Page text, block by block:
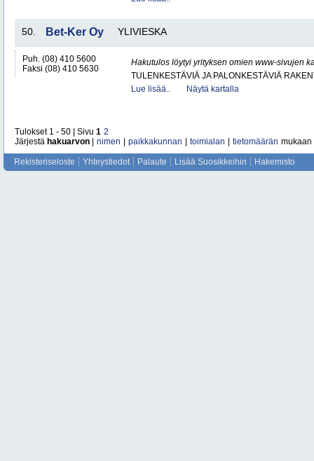
50. Bet-Ker Oy YLIVIESKA
Puh. (08) 410 5600
Faksi (08) 410 5630
Hakutulos löytyi yrityksen omien www-sivujen
TULENKESTÄVIÄ JA PALONKESTÄVIÄ
Lue lisää..
Näytä kartalla
Tulokset 1 - 50 | Sivu 1 2
Järjestä hakuarvon nimen paikkakunnan toimialan tietomäärän mukaan
Rekisteriseloste Yhteystiedot Palaute Lisää Suosikkeihin Hakemisto